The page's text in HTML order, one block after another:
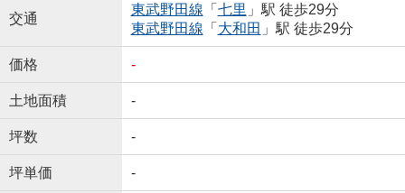
交通
東武野田線 「 七里 」駅 徒歩29分
東武野田線 「 大和田 」駅 徒歩29分
価格 -
土地面積 -
坪数 -
坪単価 -